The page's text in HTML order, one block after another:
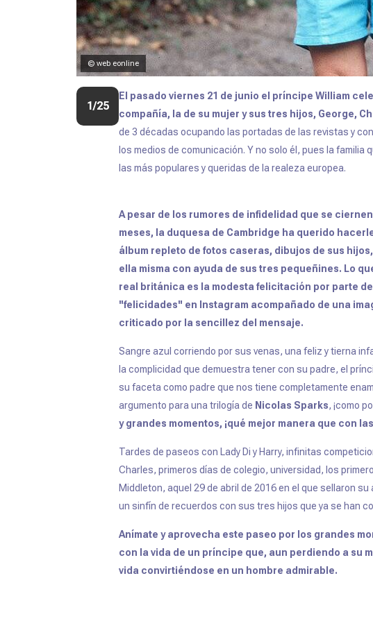
© web eonline
1/25
El pasado viernes 21 de junio el príncipe William
compañía, la de su mujer y sus tres hijos, George,
de 3 décadas ocupando las portadas de las revistas y
los medios de comunicación. Y no solo él, pues la familia
las más populares y queridas de la realeza europea.
A pesar de los rumores de infidelidad que se
meses, la duquesa de Cambridge ha querido
álbum repleto de fotos caseras, dibujos de sus
ella misma con ayuda de sus tres pequeñines. Lo
real británica es la modesta felicitación por parte
''felicidades'' en Instagram acompañado de una
criticado por la sencillez del mensaje.
Sangre azul corriendo por sus venas, una feliz y tierna
la complicidad que demuestra tener con su padre, el
su faceta como padre que nos tiene completamente
argumento para una trilogía de Nicolas Sparks, ¡como
y grandes momentos, ¡qué mejor manera que con
Tardes de paseos con Lady Di y Harry, infinitas
Charles, primeros días de colegio, universidad, los
Middleton, aquel 29 de abril de 2016 en el que sellaron
un sinfín de recuerdos con sus tres hijos que ya se han
Anímate y aprovecha este paseo por los grandes
con la vida de un príncipe que, aun perdiendo a su
vida convirtiéndose en un hombre admirable.